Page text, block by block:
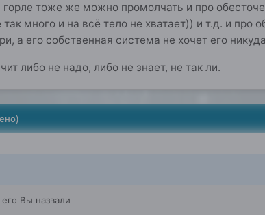
тоже же можно промолчать и про
так много и на всё тело не хватает)) и т.д. и
а его собственная система не хочет его
либо не надо, либо не знает, не так ли.
Вы назвали